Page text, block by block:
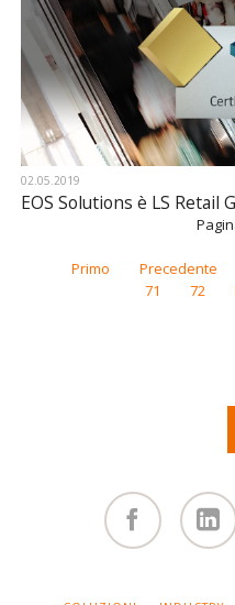
02.05.2019
EOS Solutions è LS Retail
Primo Precedente
71
72
SALTA